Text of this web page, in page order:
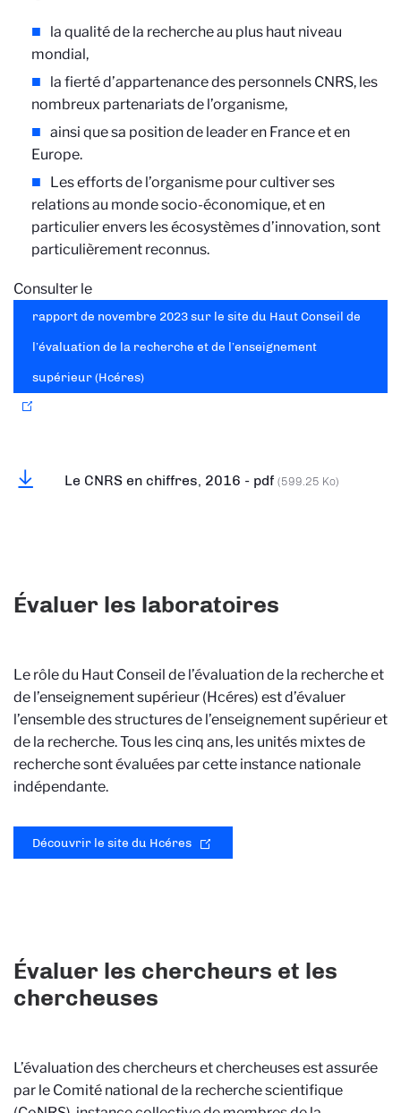
la qualité de la recherche au plus haut niveau
mondial,
la fierté d’appartenance des personnels CNRS, les
nombreux partenariats de l’organisme,
ainsi que sa position de leader en France et en
Europe.
Les efforts de l’organisme pour cultiver ses
relations au monde socio-économique, et en
particulier envers les écosystèmes d’innovation, sont
particulièrement reconnus.
Consulter le
rapport de novembre 2023 sur le site du Haut Conseil de
l’évaluation de la recherche et de l’enseignement
supérieur (Hcéres)
Le CNRS en chiffres, 2016 - pdf (599.25 Ko)
Évaluer les laboratoires
Le rôle du Haut Conseil de l’évaluation de la recherche et
de l’enseignement supérieur (Hcéres) est d’évaluer
l’ensemble des structures de l’enseignement supérieur et
de la recherche. Tous les cinq ans, les unités mixtes de
recherche sont évaluées par cette instance nationale
indépendante.
Découvrir le site du Hcéres
Évaluer les chercheurs et les
chercheuses
L’évaluation des chercheurs et chercheuses est assurée
par le Comité national de la recherche scientifique